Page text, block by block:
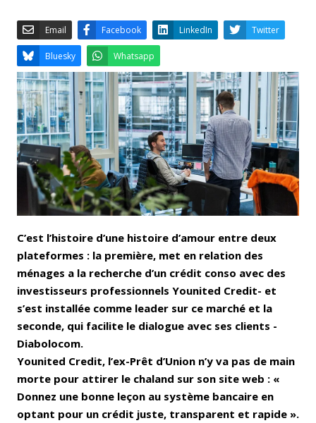
Email Facebook LinkedIn
Bluesky Whatsapp
C’est l’histoire d’une histoire d’amour entre deux
plateformes : la première, met en relation des
ménages a la recherche d’un crédit conso avec des
investisseurs professionnels Younited Credit- et
s’est installée comme leader sur ce marché et la
seconde, qui facilite le dialogue avec ses clients -
Diabolocom.
Younited Credit, l’ex-Prêt d’Union n’y va pas de main
morte pour attirer le chaland sur son site web : «
Donnez une bonne leçon au système bancaire en
optant pour un crédit juste, transparent et rapide ».